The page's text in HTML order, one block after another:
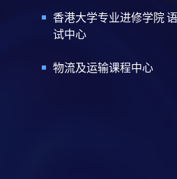
香港大学专业进修学院
试中心
物流及运输课程中心